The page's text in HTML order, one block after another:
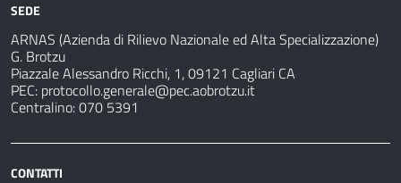
SEDE
ARNAS (Azienda di Rilievo Nazionale ed Alta Specializzazione)
G. Brotzu
Piazzale Alessandro Ricchi, 1, 09121 Cagliari CA
PEC: protocollo.generale@pec.aobrotzu.it
Centralino: 070 5391
CONTATTI